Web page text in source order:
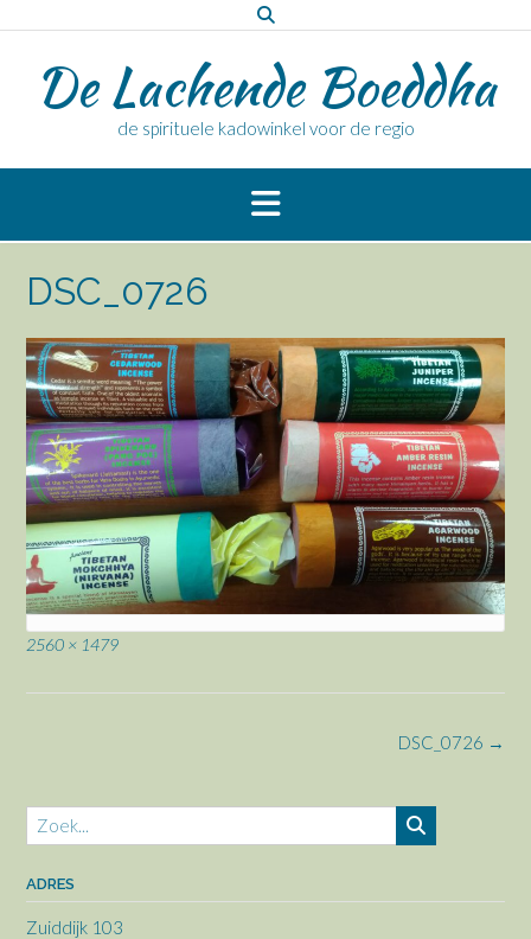
naar
inhoudDe Lachende Boeddha
de spirituele kadowinkel voor de regio
DSC_0726
Volledige
2560 × 1479
DSC_0726 →
ADRES
Zuiddijk 103